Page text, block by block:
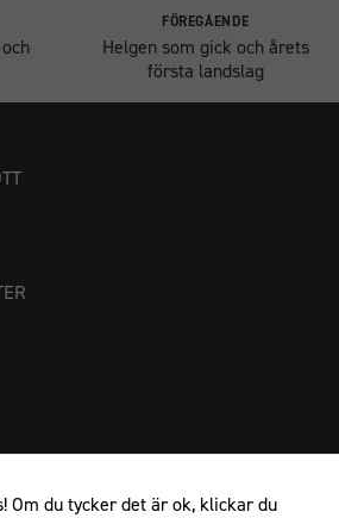
FÖREGÅENDE
Helgen som gick och årets
första landslag
Om du tycker det är ok, klickar du